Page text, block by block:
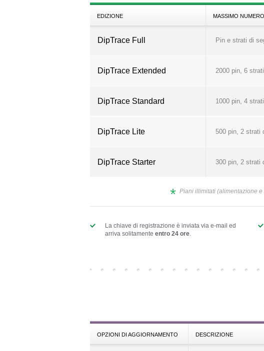
EDIZIONE MASSIMO
DipTrace Full Pin e strati di
DipTrace Extended 2000 pin, 6
DipTrace Standard 1000 pin, 4
DipTrace Lite 500 pin, 2 strati
DipTrace Starter 300 pin, 2 strati
* Piani illimitati (alimentazione
La chiave di registrazione è inviata via e-mail ed
arriva solitamente entro 24 ore.
OPZIONI DI AGGIORNAMENTO DESCRIZIONE